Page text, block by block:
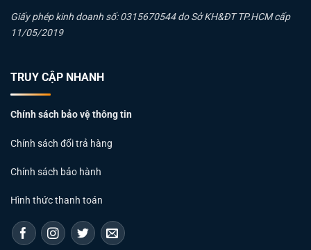
Giấy phép kinh doanh số: 0315670544 do Sở KH&ĐT TP.HCM cấp
11/05/2019
TRUY CẬP NHANH
Chính sách bảo vệ thông tin
Chính sách đổi trả hàng
Chính sách bảo hành
Hình thức thanh toán